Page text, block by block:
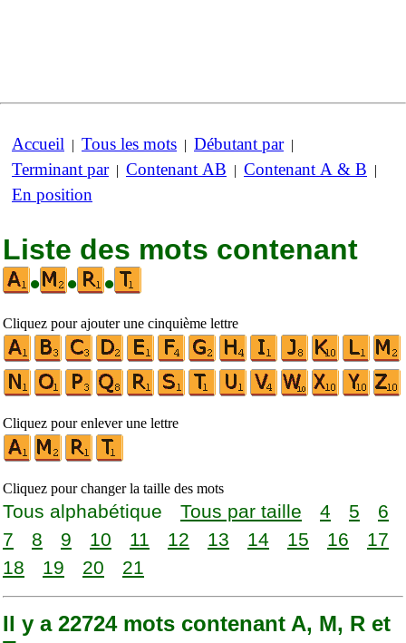
Accueil | Tous les mots | Débutant par|
Terminant par| Contenant AB | Contenant A & B |
En position
Liste des mots contenant
•
• •
Cliquez pour ajouter une cinquième lettre
Cliquez pour enlever une lettre
Cliquez pour changer la taille des mots
Tous alphabétique Tous par taille 4 5
6
7
8 9 10 11 12 13 14 15 16
17
18
19 20 21
Il y a 22724 mots contenant A, M, R et